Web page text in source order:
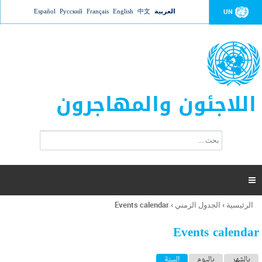
Jump to navigation UN العربية 中文
English
Français
Русский
Español
اللاجئون والمهاجرون
ت
ر
ل
ح
ب

أنت
هنا
الرئيسية › الجدول الزمني ›
Events calendar
Events calendar